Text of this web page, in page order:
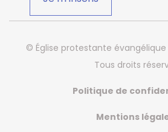
© Église protestante évangélique
Tous droits
Politique de
Mentions